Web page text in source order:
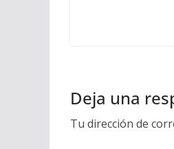
Deja una
Tu dirección de